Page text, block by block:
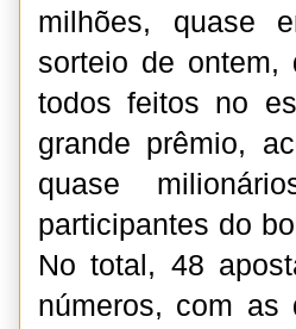
milhões, quase
sorteio de ontem,
todos feitos no
grande prêmio,
quase
participantes do
No total, 48
números, com as